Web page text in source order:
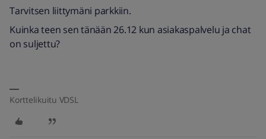
Tarvitsen liittymäni parkkiin.
Kuinka teen sen tänään 26.12 kun asiakaspalvelu ja chat
on suljettu?
Korttelikuitu VDSL